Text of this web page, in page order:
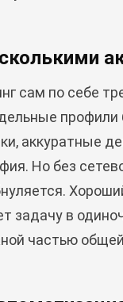
сам по себе
профили
аккуратные
Но без
задачу в
частью